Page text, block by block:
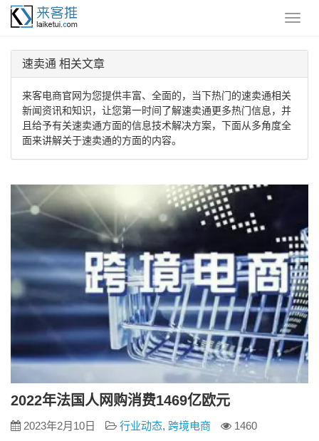
速卖通 相关文章
来客电商官网为您提供丰富、全面的，当下热门的速卖通相关
新闻资讯和知识，让您第一时间了解速卖通更多热门信息，并
且给予有关速卖通方面的信息技术解决方案，下面从多角度全
面来讲解关于速卖通的方面的内容。
2022年法国人网购消费1469亿欧元
2023年2月10日 行业动态, 跨境电商
1460